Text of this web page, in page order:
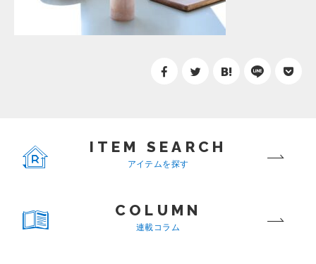
ITEM SEARCH
アイテムを探す
COLUMN
連載コラム